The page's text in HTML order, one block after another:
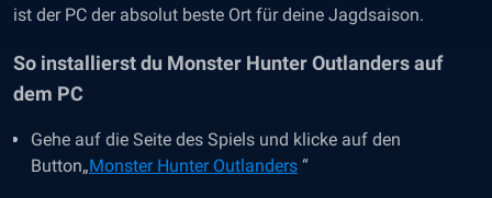
ist der PC der absolut beste Ort für deine Jagdsaison.
So installierst du Monster Hunter Outlanders auf
dem PC
Gehe auf die Seite des Spiels und klicke auf den
Button„Monster Hunter Outlanders “